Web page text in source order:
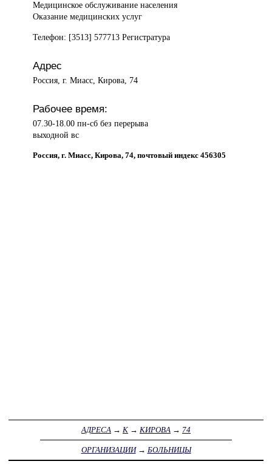
Медицинское обслуживаниенаселения
Оказание медицинских услуг
Телефон: [3513] 577713 Регистратура
Адрес
Россия, г. Миасс, Кирова, 74
Рабочее время:
07.30-18.00 пн-сб без перерыва
выходной вс
Россия, г. Миасс, Кирова, 74, почтовый индекс 456305
АДРЕСА → К → КИРОВА → 74
ОРГАНИЗАЦИИ→ БОЛЬНИЦЫ